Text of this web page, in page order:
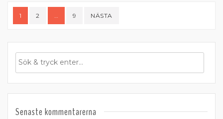
Sidnumrering
för
1 2 9 NÄSTA
Senaste kommentarerna